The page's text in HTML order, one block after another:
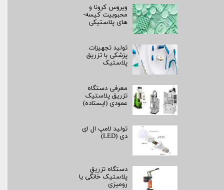
ویروس کرونا و
محبوبیت کیسه­
های پلاستیکی
تولید تجهیزات
پزشکی با تزریق
پلاستیک
معرفی دستگاه
تزریق پلاستیک
عمودی (ایستاده)
تولید لامپ ال ای
دی (LED)
دستگاه تزریق
پلاستیک خانگی یا
رومیزی